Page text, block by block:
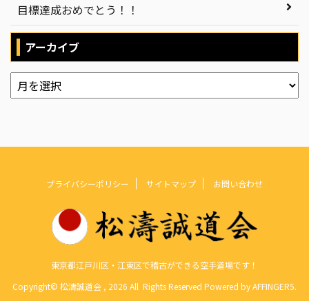
目標達成おめでとう！！
アーカイブ
プライバシーポリシー サイトマップ お問い合わせ
東京都江戸川区・江東区で稽古ができる空手道場です！
Copyright© 松濤誠道会 , 2026 All Rights Reserved Powered byAFFINGER5.